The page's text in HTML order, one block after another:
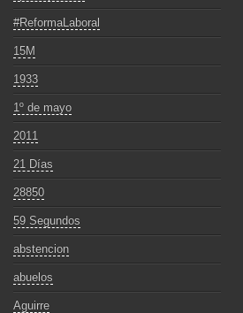
#ReformaLaboral
15M
1933
1º de mayo
2011
21 Días
28850
59 Segundos
abstencion
abuelos
Aguirre